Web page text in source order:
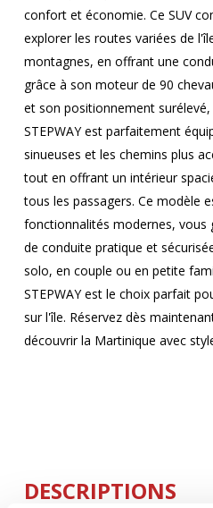
confort et économie. Ce SUV
explorer les routes variées de
montagnes, en offrant une
grâce à son moteur de 90
et son positionnement surélevé,
STEPWAY est parfaitement
sinueuses et les chemins plus
tout en offrant un intérieur
tous les passagers. Ce modèle
fonctionnalités modernes, vous
de conduite pratique et
solo, en couple ou en petite
STEPWAY est le choix parfait
sur l'île. Réservez dès
découvrir la Martinique avec
DESCRIPTIONS